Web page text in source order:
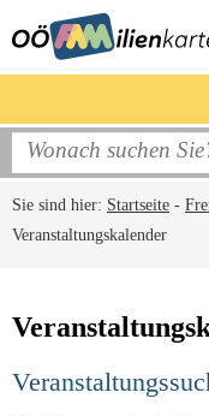
Sie sind hier: Startseite -
Veranstaltungskalender